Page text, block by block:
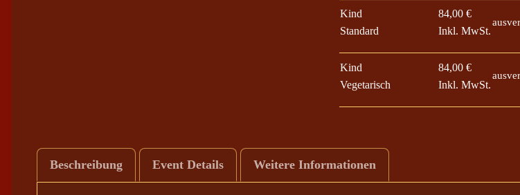
:
,
Kind
Standard
84,00 €
Inkl. MwSt.
Kind
Vegetarisch
84,00 €
Inkl. MwSt.
Beschreibung Event Details Weitere Informationen